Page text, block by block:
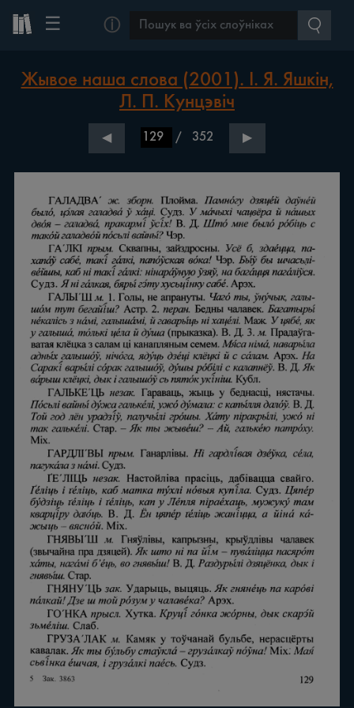
☰ ⓘ
Жывое наша слова (2001). І. Я. Яшкін,
Л. П. Кунцэвіч
◀ / 352 ▶